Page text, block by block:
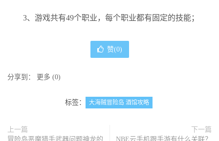
3、游戏共有49个职业，每个职业都有固定的技能；
赞(0)
分享到： 更多 (0)
标签： 大海贼冒险岛 酒馆攻略
上一篇
冒险岛恶魔猎手武器问题神龙的
下一篇
NBE云手机跟手游有什么关联？